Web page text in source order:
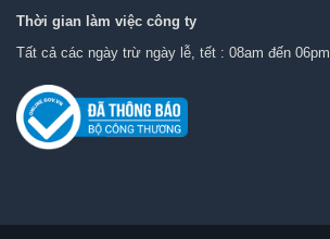
Thời gian làm việc công ty
Tất cả các ngày trừ ngày lễ, tết : 08am đến 06pm